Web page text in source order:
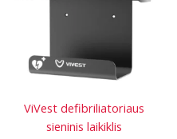
ViVest defibriliatoriaus
sieninis laikiklis